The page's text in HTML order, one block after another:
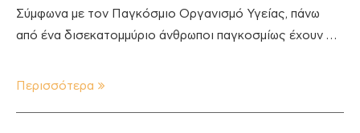
Σύμφωνα με τον Παγκόσμιο Οργανισμό Υγείας, πάνω
από ένα δισεκατομμύριο άνθρωποι παγκοσμίως έχουν …
Περισσότερα